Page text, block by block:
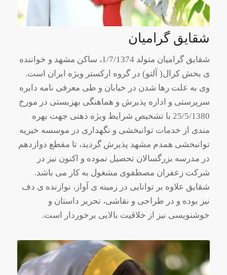
شقایق گرامیان
شقایق گرامیان متولد 1/7/1374، ساکن مشهد و خواننده
ی بخش کرال( آلتو) در گروه ارکستر ویژه ایران است.
وی به علت رها شدن در خیابان و طی معرفی نامه دایره
سرپرستی و اداره پذیرش و هماهنگی بهزیستی در مورخ
25/5/1380 با تشخیص شرایط ویژه ذهنی جهت بهره
مندی از خدمات توانبخشی و نگهداری در موسسه خیریه
توانبخشی همدم مشهد پذیرش گردید، تا مقطع دوازدهم
در مدرسه بزرگسالان تحصیل نموده و اکنون نیز در
شرکت زعفران مصطفوی مشغول به کار می باشد.
شقایق علاوه بر توانایی در زمینه ی آواز، نوازنده ی دف
نیز بوده و در طراحی و نقاشی، تحریر داستان و
خوشنویسی نیز از خلاقیت بالایی برخوردار است.